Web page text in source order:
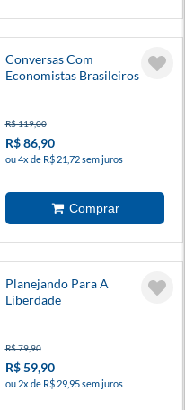
Conversas Com
Economistas Brasileiros
R$ 119,00
R$ 86,90
ou 4x de R$ 21,72 sem juros
Planejando Para A
Liberdade
R$ 79,90
R$ 59,90
ou 2x de R$ 29,95 sem juros